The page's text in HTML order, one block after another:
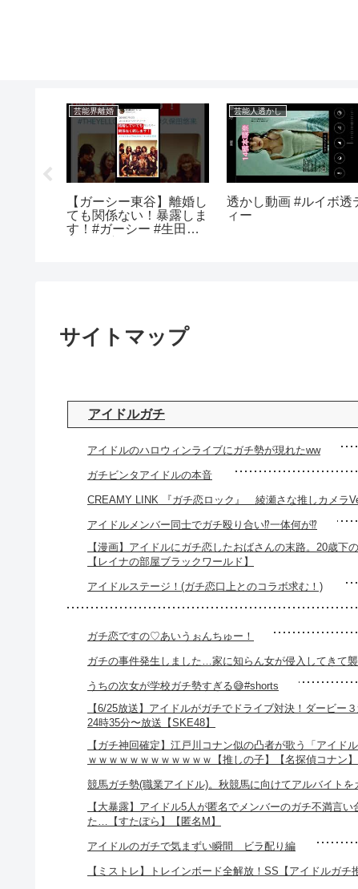
芸能界離婚
【ガーシー東谷】離婚し
ても関係ない！暴露しま
す！#ガーシー #生田斗
芸能人透かし
透かし動画 #ルイボ透
ィー
サイトマップ
アイドルガチ
アイドルのハロウィンライブにガチ勢が現れたww
ガチビンタアイドルの本音
CREAMY LINK 『ガチ恋ロック』 綾瀬さな推しカメラ
アイドルメンバー同士でガチ殴り合い⁉️一体何が⁉️
【漫画】アイドルにガチ恋したおばさんの末路。20歳
【レイナの部屋ブラックワールド】
アイドルステージ！(ガチ恋口上とのコラボ求む！)
ガチ恋ですの♡あいうぉんちゅー！
ガチの事件発生しました…家に知らん女が侵入してきて
うちの次女が学校ガチ勢すぎる😅#shorts
【6/25放送】アイドルがガチでドライブ対決！ダービ
24時35分〜放送【SKE48】
【ガチ神回確定】江戸川コナン似の凸者が歌う「アイド
ｗｗｗｗｗｗｗｗｗｗｗｗ【推しの子】【名探偵コナン】
競馬ガチ勢(職業アイドル)。秋競馬に向けてアルバイトを
【大暴露】アイドル5人が匿名でメンバーのガチ不満言
た…【すたぽら】【匿名M】
アイドルのガチで気まずい瞬間 ビラ配り編
【ミストレ】トレインボード全解放！SS【アイドルガ